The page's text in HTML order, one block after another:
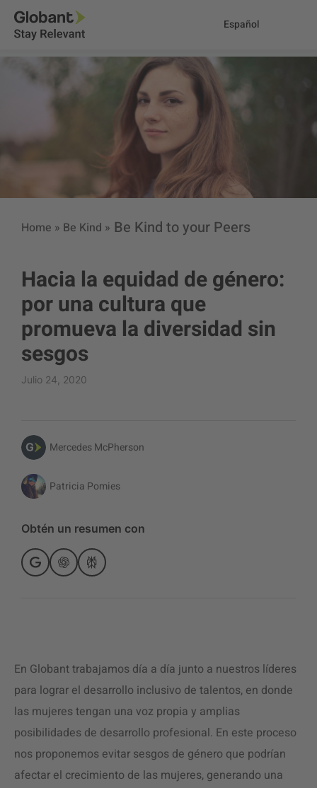
Español
Home » Be Kind » Be Kind to your Peers
Hacia la equidad de género:
por una cultura que
promueva la diversidad sin
sesgos
Julio 24, 2020
Mercedes McPherson
Patricia Pomies
Obtén un resumen con
En Globant trabajamos día a día junto a nuestros líderes
para lograr el desarrollo inclusivo de talentos, en donde
las mujeres tengan una voz propia y amplias
posibilidades de desarrollo profesional. En este proceso
nos proponemos evitar sesgos de género que podrían
afectar el crecimiento de las mujeres, generando una